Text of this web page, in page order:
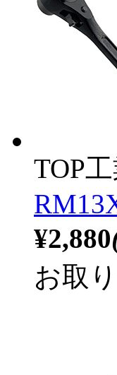
TOP
¥2,880
お取